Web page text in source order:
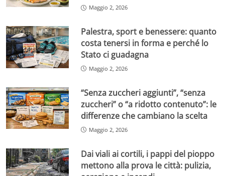
Maggio 2, 2026
Palestra, sport e benessere: quanto
costa tenersi in forma e perché lo
Stato ci guadagna
Maggio 2, 2026
“Senza zuccheri aggiunti”, “senza
zuccheri” o “a ridotto contenuto”: le
differenze che cambiano la scelta
Maggio 2, 2026
Dai viali ai cortili, i pappi del pioppo
mettono alla prova le città: pulizia,